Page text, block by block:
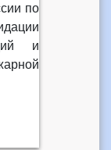
по
и